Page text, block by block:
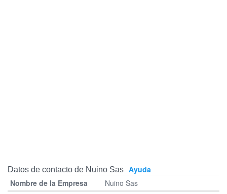
Datos de contacto de Nuino Sas Ayuda
Nuino Sas